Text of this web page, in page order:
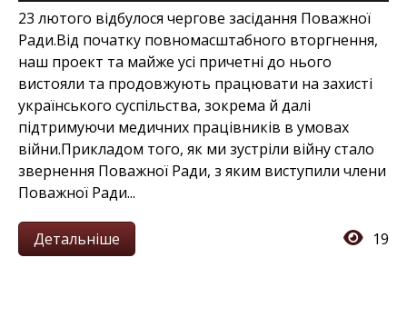
23 лютого відбулося чергове засідання Поважної
Ради.Від початку повномасштабного вторгнення,
наш проект та майже усі причетні до нього
вистояли та продовжують працювати на захисті
українського суспільства, зокрема й далі
підтримуючи медичних працівників в умовах
війни.Прикладом того, як ми зустріли війну стало
звернення Поважної Ради, з яким виступили члени
Поважної Ради...
Детальніше 19